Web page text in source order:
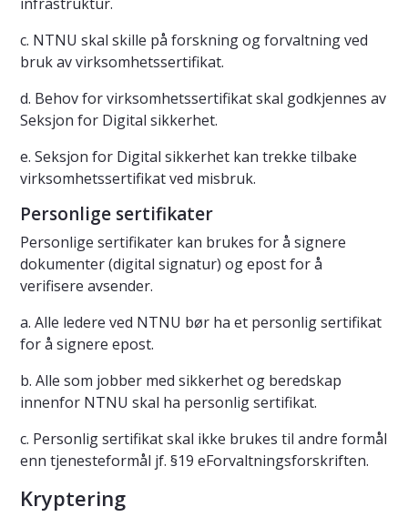
c. NTNU skal skille på forskning og forvaltning ved
bruk av virksomhetssertifikat.
d. Behov for virksomhetssertifikat skal godkjennes av
Seksjon for Digital sikkerhet.
e. Seksjon for Digital sikkerhet kan trekke tilbake
virksomhetssertifikat ved misbruk.
Personlige sertifikater
Personlige sertifikater kan brukes for å signere
dokumenter (digital signatur) og epost for å
verifisere avsender.
a. Alle ledere ved NTNU bør ha et personlig sertifikat
for å signere epost.
b. Alle som jobber med sikkerhet og beredskap
innenfor NTNU skal ha personlig sertifikat.
c. Personlig sertifikat skal ikke brukes til andre formål
enn tjenesteformål jf. §19 eForvaltningsforskriften.
Kryptering